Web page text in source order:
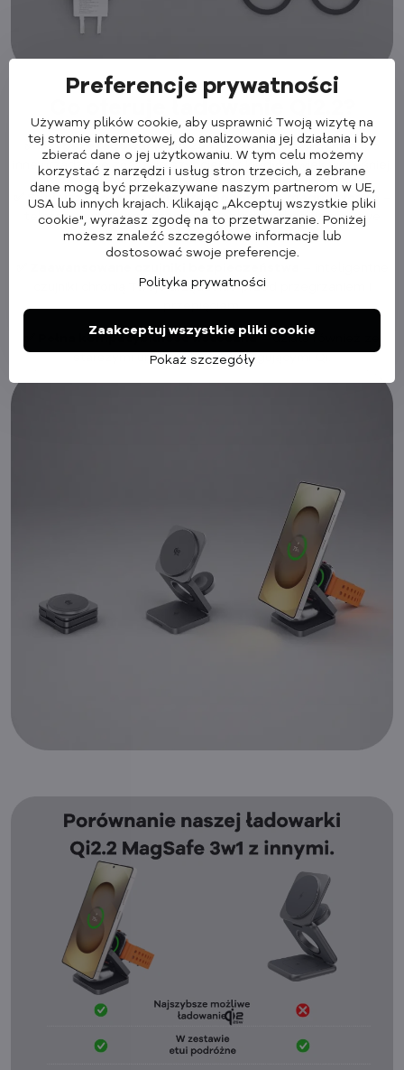
✅ Szybsze ładowanie do 25 W– naładujesz iPhone'a lub
inne urządzenie znacznie szybciej niż kiedykolwiek wcześniej.
✅ Silniejsze i precyzyjniejsze mocowanie magnetyczne
telefon zawsze przyczepи się dokładnie i bezpiecznie we
właściwym miejscu.
czujniki chronią Twoje urządzenie przed przegrzaniem i
✅ Pełna kompatybilność wsteczna– działa również ze
starszymi urządzeniami obsługującymi Qi.
Preferencje prywatności
Używamy plików cookie, aby usprawnić Twoją wizytę na
tej stronie internetowej, do analizowania jej działania i by
zbierać dane o jej użytkowaniu. W tym celu możemy
korzystać z narzędzi i usług stron trzecich, a zebrane
dane mogą być przekazywane naszym partnerom w UE,
USA lub innych krajach. Klikając „Akceptuj wszystkie pliki
cookie", wyrażasz zgodę na to przetwarzanie. Poniżej
możesz znaleźć szczegółowe informacje lub
dostosować swoje preferencje.
Polityka prywatności
Pokaż szczegóły
Zaakceptuj wszystkie pliki cookie